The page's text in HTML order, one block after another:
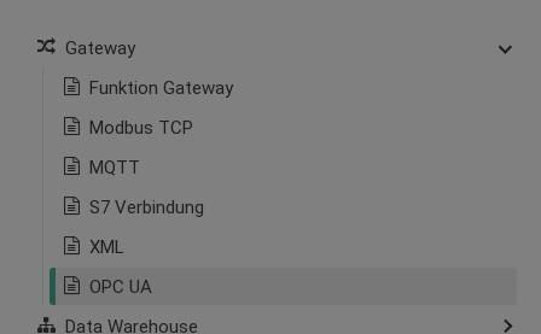
Gateway
Funktion Gateway
Modbus TCP
MQTT
S7 Verbindung
XML
OPC UA
Data Warehouse